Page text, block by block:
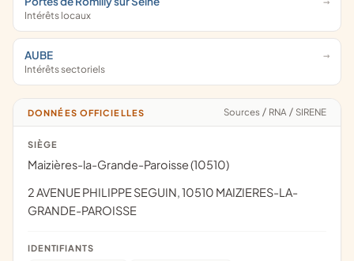
Intérêts locaux
AUBE
Intérêts sectoriels
DONNÉES OFFICIELLES Sources / RNA / SIRENE
SIÈGE
Maizières-la-Grande-Paroisse (10510)
2 AVENUE PHILIPPE SEGUIN, 10510 MAIZIERES-LA-
GRANDE-PAROISSE
IDENTIFIANTS